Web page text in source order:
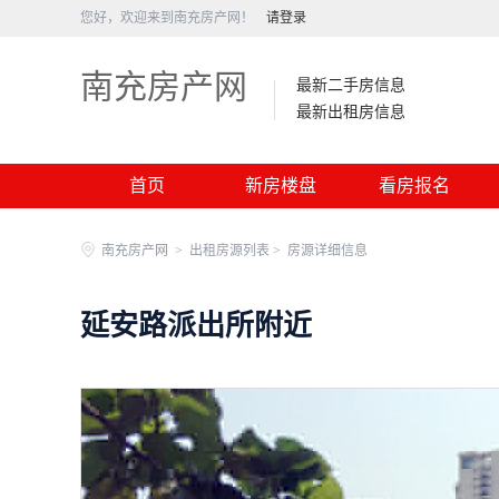
您好，欢迎来到南充房产网！ 请登录
南充房产网
最新二手房信息
最新出租房信息
首页 新房楼盘 看房报名
南充房产网 > 出租房源列表 > 房源详细信息
延安路派出所附近